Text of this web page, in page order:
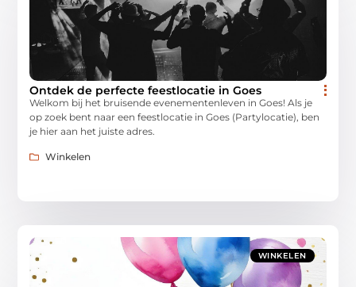
Ontdek de perfecte feestlocatie in Goes
Welkom bij het bruisende evenementenleven in Goes! Als je
op zoek bent naar een feestlocatie in Goes (Partylocatie), ben
je hier aan het juiste adres.
Winkelen
WINKELEN